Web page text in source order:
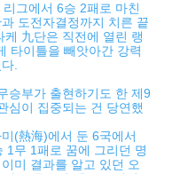
그에서 6승 2패로 마친
도전자결정까지 치른 끝
九단은 직전에 열린 랭
타이틀을 빼앗아간 강력
.
승부가 출현하기도 한 제9
심이 집중되는 건 당연했
(熱海)에서 둔 6국에서
1무 1패로 꿈에 그리던 명
미 결과를 알고 있던 오